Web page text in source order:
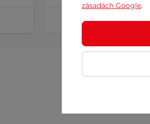
+ Přidat do košíku
zásadách Google.